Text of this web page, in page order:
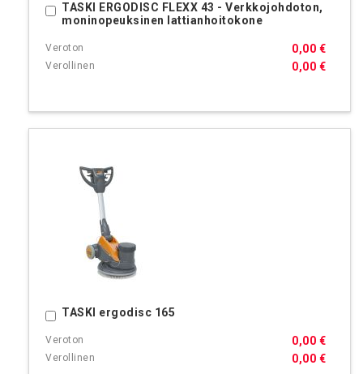
TASKI ERGODISC FLEXX 43 - Verkkojohdoton,
moninopeuksinen lattianhoitokone
0,00 €
0,00 €
Ostoskoriin
TASKI ergodisc 165
0,00 €
0,00 €
Ostoskoriin